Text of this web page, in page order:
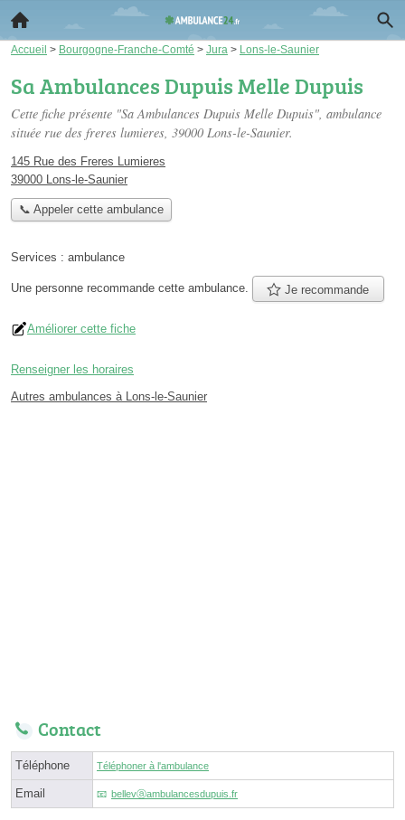
Accueil > Bourgogne-Franche-Comté > Jura > Lons-le-Saunier
Sa Ambulances Dupuis Melle Dupuis
Cette fiche présente "Sa Ambulances Dupuis Melle Dupuis", ambulance
située rue des freres lumieres, 39000 Lons-le-Saunier.
145 Rue des Freres Lumieres
39000 Lons-le-Saunier
📞 Appeler cette ambulance
Services : ambulance
Une personne recommande cette ambulance. Je recommande
Améliorer cette fiche
Renseigner les horaires
Autres ambulances à Lons-le-Saunier
Contact
Téléphone Téléphoner à l'ambulance
Email bellevⓐambulancesdupuis.fr